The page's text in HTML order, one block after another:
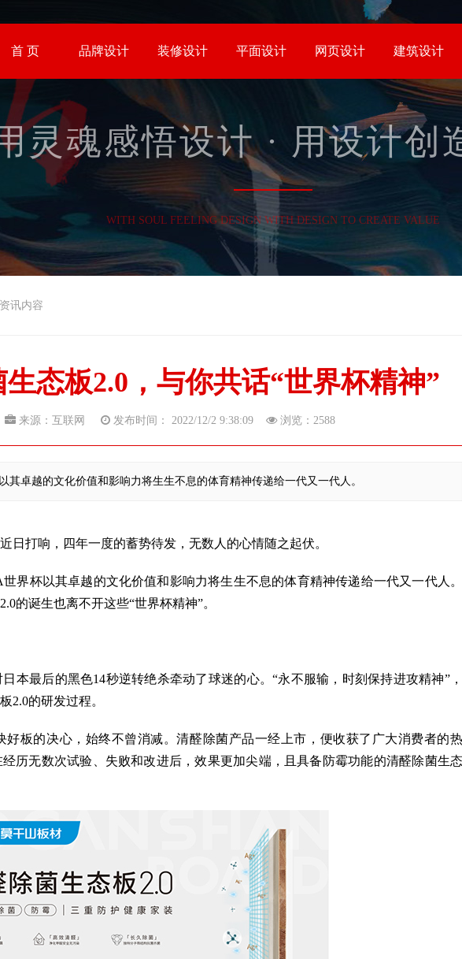
首 页 品牌设计 装修设计 平面设计 网页设计 建筑设计
灵魂感悟设计 · 用设计创
WITH SOUL FEELING DESIGN WITH DESIGN TO CREATE VALUE
讯内容
态板2.0，与你共话“世界杯精神”
来源：互联网 发布时间： 2022/12/2 9:38:09 浏览： 2588
其卓越的文化价值和影响力将生生不息的体育精神传递给一代又一代人。
打响，四年一度的蓄势待发，无数人的心情随之起伏。
杯以其卓越的文化价值和影响力将生生不息的体育精神传递给一代又一代人。
的诞生也离不开这些“世界杯精神”。
最后的黑色14秒逆转绝杀牵动了球迷的心。“永不服输，时刻保持进攻精神”，
2.0的研发过程。
的决心，始终不曾消减。清醛除菌产品一经上市，便收获了广大消费者的热
历无数次试验、失败和改进后，效果更加尖端，且具备防霉功能的清醛除菌生态